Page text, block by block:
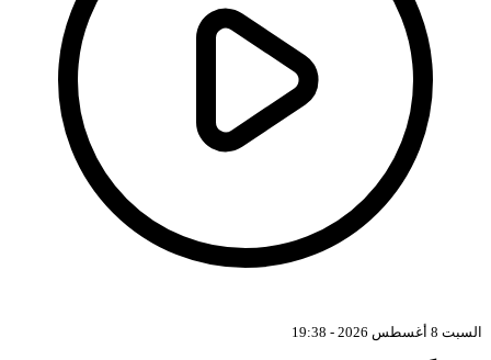
8 أغسطس 2026 - 19:38